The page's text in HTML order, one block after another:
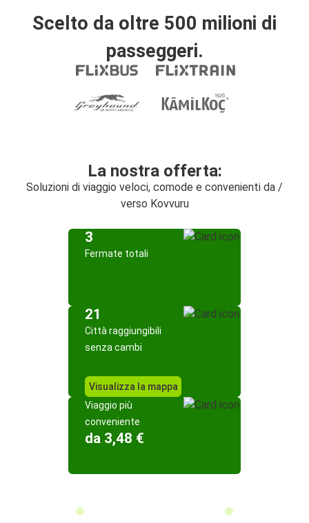
Scelto da oltre 500 milioni di
passeggeri.
La nostra offerta:
Soluzioni di viaggio veloci, comode e convenienti da /
verso Kovvuru
3
Fermate totali
21
Città raggiungibili
senza cambi
Visualizza la mappa
Viaggio più
conveniente
da 3,48 €